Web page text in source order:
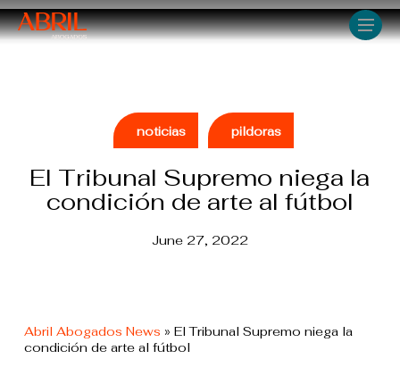
Skip
to
main
Menu
noticias pildoras
El Tribunal Supremo niega la
condición de arte al fútbol
June 27, 2022
Abril Abogados News » El Tribunal Supremo niega la
condición de arte al fútbol